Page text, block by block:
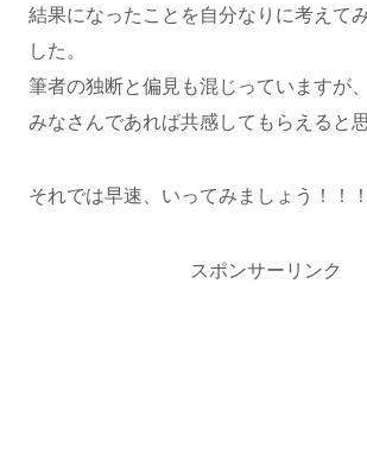
結果になったことを自分なりに考えて
した。
筆者の独断と偏見も混じっていますが
みなさんであれば共感してもらえると
それでは早速、いってみましょう！！！
スポンサーリンク